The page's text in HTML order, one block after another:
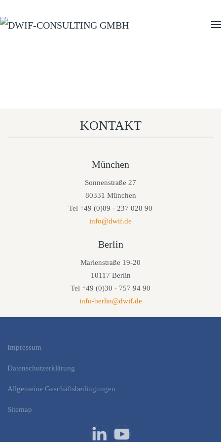
Zum Hauptinhalt springen
KONTAKT
München
Sonnenstraße 27
80331 München
Tel +49 (0)89 - 237 028 90
info@dwif.de
Berlin
Marienstraße 19-20
10117 Berlin
Tel +49 (0)30 - 757 94 90
info-berlin@dwif.de
Impressum
Datenschutzerklärung
Allgemeine Geschäftsbedingungen
Sitemap